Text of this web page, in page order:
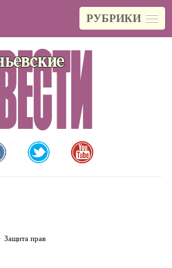
РУБРИКИ
Защита прав